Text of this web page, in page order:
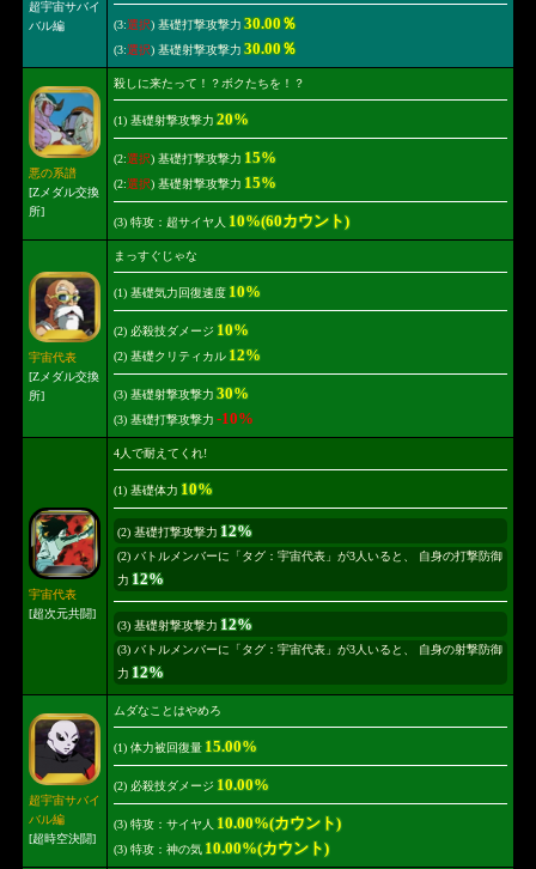
超宇宙サバイ
バル編
(3:選択) 基礎打撃攻撃力 30.00％
(3:選択) 基礎射撃攻撃力 30.00％
悪の系譜
[Zメダル交換
所]
殺しに来たって！？ボクたちを！？
(1) 基礎射撃攻撃力 20%
(2:選択) 基礎打撃攻撃力 15%
(2:選択) 基礎射撃攻撃力 15%
(3) 特攻：超サイヤ人 10%(60カウント)
宇宙代表
[Zメダル交換
所]
まっすぐじゃな
(1) 基礎気力回復速度 10%
(2) 必殺技ダメージ 10%
(2) 基礎クリティカル 12%
(3) 基礎射撃攻撃力 30%
(3) 基礎打撃攻撃力 -10%
宇宙代表
[超次元共闘]
4人で耐えてくれ!
(1) 基礎体力 10%
(2) 基礎打撃攻撃力 12%
(2) バトルメンバーに「タグ：宇宙代表」が3人いると、 自身の打撃防御
力 12%
(3) 基礎射撃攻撃力 12%
(3) バトルメンバーに「タグ：宇宙代表」が3人いると、 自身の射撃防御
力 12%
超宇宙サバイ
バル編
[超時空決闘]
ムダなことはやめろ
(1) 体力被回復量 15.00%
(2) 必殺技ダメージ 10.00%
(3) 特攻：サイヤ人 10.00%(カウント)
(3) 特攻：神の気 10.00%(カウント)